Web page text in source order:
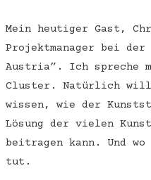
Mein heutiger Gast,
Projektmanager bei der
Austria”. Ich spreche
Cluster. Natürlich will
wissen, wie der
Lösung der vielen
beitragen kann. Und
tut.